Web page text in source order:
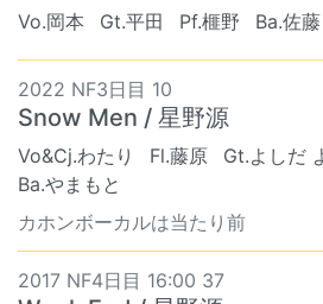
Vo.岡本 Gt.平田 Pf.榧野 Ba.佐藤
2022 NF3日目 10
Snow Men / 星野源
Vo&Cj.わたり Fl.藤原 Gt.よしだ
Ba.やまもと
カホンボーカルは当たり前
2017 NF4日目 16:00 37